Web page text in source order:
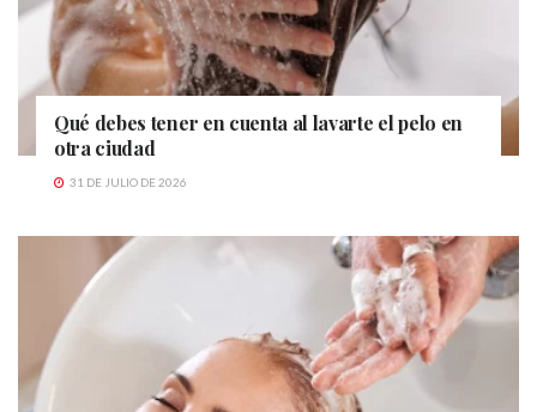
Qué debes tener en cuenta al lavarte el pelo en
otra ciudad
31 DE JULIO DE 2026